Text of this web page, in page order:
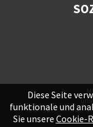
Diese Seite
funktionale und
Sie unsere Cookie-